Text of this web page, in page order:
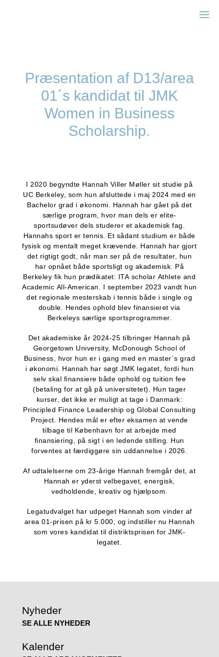
Præsentation af D13/area
01´s kandidat til JMK
Women in Business
Scholarship.
I 2020 begyndte Hannah Viller Møller sit studie på
UC Berkeley, som hun afsluttede i maj 2024 med en
Bachelor grad i økonomi. Hannah har gået på det
særlige program, hvor man dels er elite-
sportsudøver dels studerer et akademisk fag.
Hannahs sport er tennis. Et sådant studium er både
fysisk og mentalt meget krævende. Hannah har gjort
det rigtigt godt, når man ser på de resultater, hun
har opnået både sportsligt og akademisk. På
Berkeley fik hun prædikatet: ITA scholar Athlete and
Academic All-American. I september 2023 vandt hun
det regionale mesterskab i tennis både i single og
double. Hendes ophold blev finansieret via
Berkeleys særlige sportsprogrammer.
Det akademiske år 2024-25 tilbringer Hannah på
Georgetown University, McDonough School of
Business, hvor hun er i gang med en master´s grad
i økonomi. Hannah har søgt JMK legatet, fordi hun
selv skal finansiere både ophold og tuition fee
(betaling for at gå på universitetet). Hun tager
kurser, det ikke er muligt at tage i Danmark:
Principled Finance Leadership og Global Consulting
Project. Hendes mål er efter eksamen at vende
tilbage til København for at arbejde med
finansiering, på sigt i en ledende stilling. Hun
forventes at færdiggøre sin uddannelse i 2026.
Af udtalelserne om 23-årige Hannah fremgår det, at
Hannah er yderst velbegavet, energisk,
vedholdende, kreativ og hjælpsom.
Legatudvalget har udpeget Hannah som vinder af
area 01-prisen på kr 5.000, og indstiller nu Hannah
som vores kandidat til distriktsprisen for JMK-
legatet.
Nyheder
SE ALLE NYHEDER
Kalender